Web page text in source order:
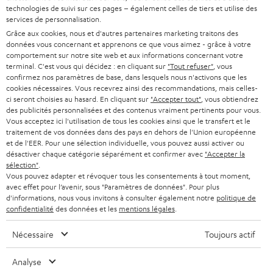
l
a
n
e
w
s
l
e
t
t
e
r
BARRES DE SON
STEREO
SMART HOME
BLUETOOTH
CASQUES AUDIO
CASQUES BLUETOOTH AUDIO
SYSTEMES COMPLETS
ENCEINTES
ÉCOUTEURS INTRA-AURICULAIRES
SUPPORT
CARRIÈRE
PRESSE
B2B
BLOG
NEWSLETTER
MAGASINS
AVANTAGES D’ACHAT
L’HISTOIRE DE TEUFEL
MANAGEMENT
Boutiques en ligne Teufel
ALLEMAGNE
AUTRICHE
SUISSE
PAYS-BAS
BELGIQUE
FRANCE
technologies de suivi sur ces pages – également celles de tiers et utilise des
services de personnalisation.
Grâce aux cookies, nous et d'autres partenaires marketing traitons des
données vous concernant et apprenons ce que vous aimez - grâce à votre
comportement sur notre site web et aux informations concernant votre
terminal. C'est vous qui décidez : en cliquant sur "Tout refuser" , vous
confirmez nos paramètres de base, dans lesquels nous n'activons que les
cookies nécessaires. Vous recevrez ainsi des recommandations, mais celles-
ci seront choisies au hasard. En cliquant sur "Accepter tout" , vous obtiendrez
des publicités personnalisées et des contenus vraiment pertinents pour vous.
Vous acceptez ici l'utilisation de tous les cookies ainsi que le transfert et le
traitement de vos données dans des pays en dehors de l'Union européenne
et de l'EER. Pour une sélection individuelle, vous pouvez aussi activer ou
désactiver chaque catégorie séparément et confirmer avec "Accepter la
sélection"
Vous pouvez adapter et révoquer tous les consentements à tout moment,
avec effet pour l’avenir, sous "Paramètres de données". Pour plus
d'informations, nous vous invitons à consulter également notre politique de
confidentialité des données et les mentions légales
Nécessaire Toujours actif
Analyse